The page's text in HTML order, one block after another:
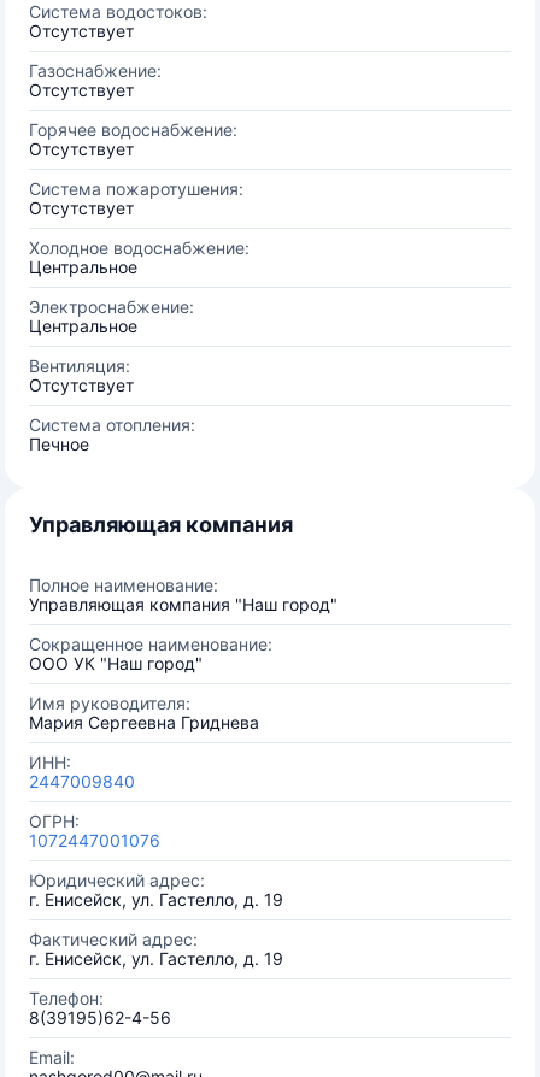
Система водостоков:
Отсутствует
Газоснабжение:
Отсутствует
Горячее водоснабжение:
Отсутствует
Система пожаротушения:
Отсутствует
Холодное водоснабжение:
Центральное
Электроснабжение:
Центральное
Вентиляция:
Отсутствует
Система отопления:
Печное
Управляющая компания
Полное наименование:
Управляющая компания "Наш город"
Сокращенное наименование:
ООО УК "Наш город"
Имя руководителя:
Мария Сергеевна Гриднева
ИНН:
2447009840
ОГРН:
1072447001076
Юридический адрес:
г. Енисейск, ул. Гастелло, д. 19
Фактический адрес:
г. Енисейск, ул. Гастелло, д. 19
Телефон:
8(39195)62-4-56
Email: